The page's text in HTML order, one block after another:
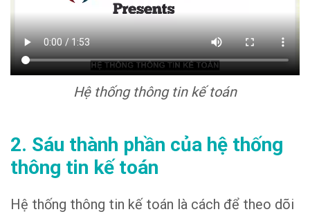
Hệ thống thông tin kế toán
2. Sáu thành phần của hệ thống
thông tin kế toán
Hệ thống thông tin kế toán là cách để theo dõi